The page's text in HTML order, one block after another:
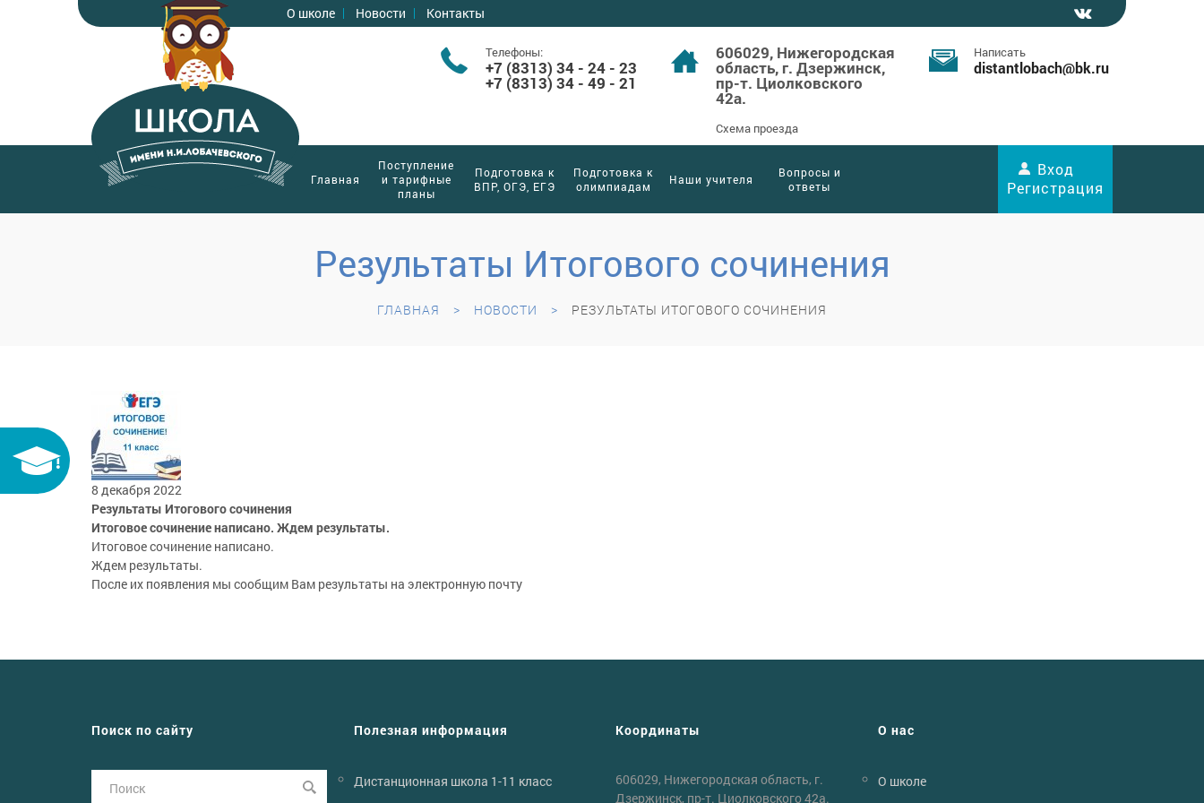
О школе Новости Контакты
Телефоны:
+7 (8313) 34 - 24 - 23
+7 (8313) 34 - 49 - 21
606029, Нижегородская
область, г. Дзержинск,
пр-т. Циолковского
42а.
Схема проезда
Написать
distantlobach@bk.ru
Главная
Поступление
и тарифные
планы
Подготовка к
ВПР, ОГЭ, ЕГЭ
Подготовка к
олимпиадам
Наши учителя
Вопросы и
ответы
Вход
Регистрация
Результаты Итогового сочинения
ГЛАВНАЯ НОВОСТИ РЕЗУЛЬТАТЫ ИТОГОВОГО СОЧИНЕНИЯ
8 декабря 2022
Результаты Итогового сочинения
Итоговое сочинение написано. Ждем результаты.
Итоговое сочинение написано.
Ждем результаты.
После их появления мы сообщим Вам результаты на электронную почту
Поиск по сайту Полезная информация
Дистанционная школа 1-11 класс
Координаты
606029, Нижегородская область, г.
Дзержинск, пр-т. Циолковского 42а.
О нас
О школе